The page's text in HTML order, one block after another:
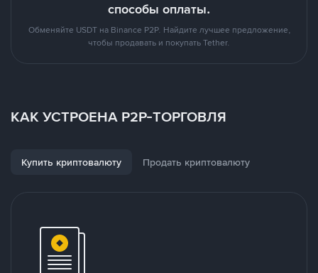
способы оплаты.
Обменяйте USDT на Binance P2P. Найдите лучшее предложение,
чтобы продавать и покупать Tether.
КАК УСТРОЕНА P2P-ТОРГОВЛЯ
Купить криптовалюту Продать криптовалюту